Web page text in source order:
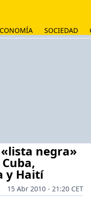
SOCIEDAD
negra»
y Haití
15 Abr 2010 - 21:20 CET